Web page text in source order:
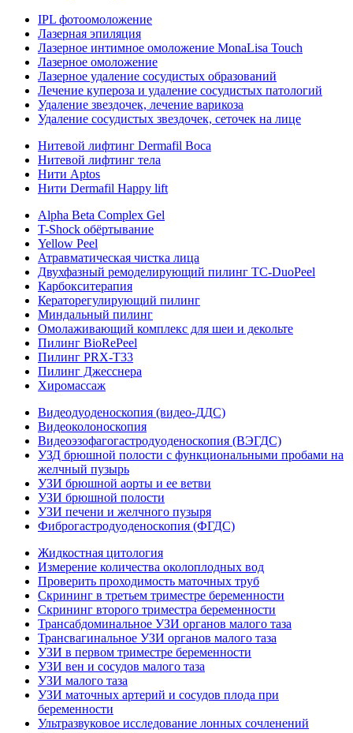
IPL фотоомоложение
Лазерная эпиляция
Лазерное интимное омоложение MonaLisa Touch
Лазерное омоложение
Лазерное удаление сосудистых образований
Лечение купероза и удаление сосудистых патологий
Удаление звездочек, лечение варикоза
Удаление сосудистых звездочек, сеточек на лице
Нитевой лифтинг Dermafil Boca
Нитевой лифтинг тела
Нити Aptos
Нити Dermafil Happy lift
Alpha Beta Complex Gel
T-Shock обёртывание
Yellow Peel
Атравматическая чистка лица
Двухфазный ремоделирующий пилинг TC-DuoPeel
Карбокситерапия
Кераторегулирующий пилинг
Миндальный пилинг
Омолаживающий комплекс для шеи и декольте
Пилинг BioRePeel
Пилинг PRX-T33
Пилинг Джесснера
Хиромассаж
Видеодуоденоскопия (видео-ДДС)
Видеоколоноскопия
Видеоэзофагогастродуоденоскопия (ВЭГДС)
УЗД брюшной полости с функциональными пробами на
желчный пузырь
УЗИ брюшной аорты и ее ветви
УЗИ брюшной полости
УЗИ печени и желчного пузыря
Фиброгастродуоденоскопия (ФГДС)
Жидкостная цитология
Измерение количества околоплодных вод
Проверить проходимость маточных труб
Скрининг в третьем триместре беременности
Скрининг второго триместра беременности
Трансабдоминальное УЗИ органов малого таза
Трансвагинальное УЗИ органов малого таза
УЗИ в первом триместре беременности
УЗИ вен и сосудов малого таза
УЗИ малого таза
УЗИ маточных артерий и сосудов плода при
беременности
Ультразвуковое исследование лонных сочленений